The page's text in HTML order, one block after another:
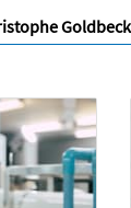
Goldbeck